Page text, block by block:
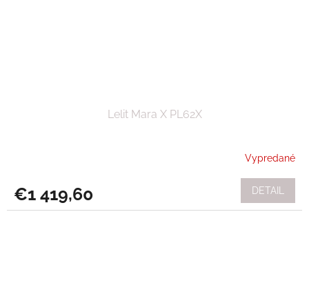
Lelit Mara X PL62X
Vypredané
€1 419,60 DETAIL